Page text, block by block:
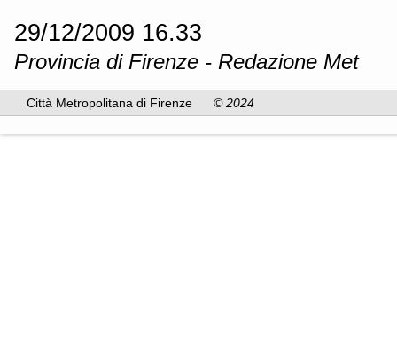
29/12/2009 16.33
Provincia di Firenze - Redazione Met
Città Metropolitana di Firenze © 2024